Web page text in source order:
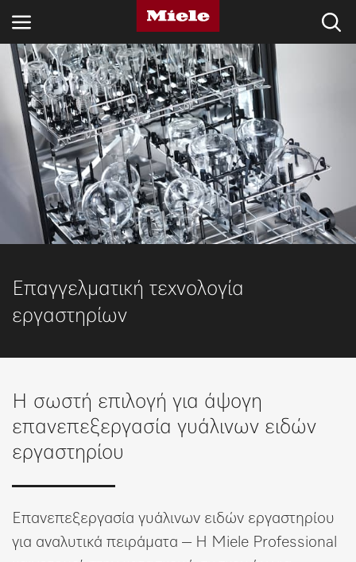
ΚΛΆΔΟΙ
KNOWLEDGE HUB
ΠΡΟΪΌΝΤΑ
SHOP
SERVICE ΚΑΙ ΥΠΟΣΤΉΡΙΞΗ
ΟΙΚΙΑΚΟΊ ΠΕΛΆΤΕΣ
Επαγγελματική τεχνολογία
εργαστηρίων
Η σωστή επιλογή για άψογη
επανεπεξεργασία γυάλινων ειδών
εργαστηρίου
Επανεπεξεργασία γυάλινων ειδών εργαστηρίου
για αναλυτικά πειράματα – Η Miele Professional